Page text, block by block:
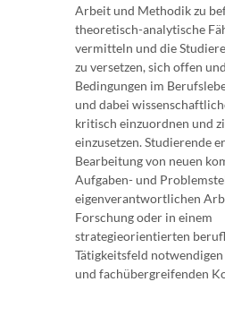
Arbeit und Methodik zu
theoretisch-analytische
vermitteln und die
zu versetzen, sich offen
Bedingungen im
und dabei
kritisch einzuordnen und
einzusetzen. Studierende
Bearbeitung von neuen
Aufgaben- und
eigenverantwortlichen
Forschung oder in einem
strategieorientierten
Tätigkeitsfeld
und fachübergreifenden